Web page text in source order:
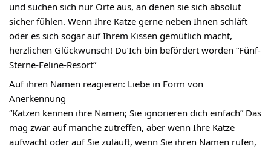
und suchen sich nur Orte aus, an denen sie sich absolut
sicher fühlen. Wenn Ihre Katze gerne neben Ihnen schläft
oder es sich sogar auf Ihrem Kissen gemütlich macht,
herzlichen Glückwunsch! Du’Ich bin befördert worden “Fünf-
Sterne-Feline-Resort”
Auf ihren Namen reagieren: Liebe in Form von
Anerkennung
“Katzen kennen ihre Namen; Sie ignorieren dich einfach” Das
mag zwar auf manche zutreffen, aber wenn Ihre Katze
aufwacht oder auf Sie zuläuft, wenn Sie ihren Namen rufen,